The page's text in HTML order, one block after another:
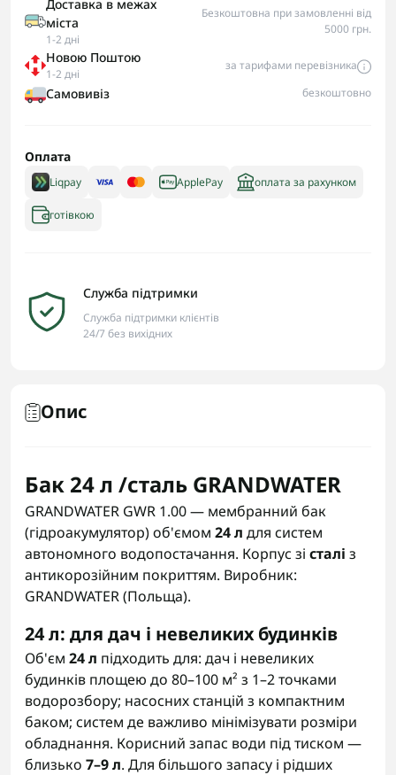
Доставка в межах
міста
1-2 дні
Безкоштовна при замовленні від
5000 грн.
Новою Поштою
1-2 дні
за тарифами перевізника
Самовивіз безкоштовно
Оплата
Liqpay ApplePay оплата за рахунком
готівкою
Служба підтримки
Служба підтримки клієнтів
24/7 без вихідних
Опис
Бак 24 л /сталь GRANDWATER
GRANDWATER GWR 1.00 — мембранний бак
(гідроакумулятор) об'ємом 24 л для систем
автономного водопостачання. Корпус зі сталі з
антикорозійним покриттям. Виробник:
GRANDWATER (Польща).
24 л: для дач і невеликих будинків
Об'єм 24 л підходить для: дач і невеликих
будинків площею до 80–100 м² з 1–2 точками
водорозбору; насосних станцій з компактним
баком; систем де важливо мінімізувати розміри
обладнання. Корисний запас води під тиском —
близько 7–9 л. Для більшого запасу і рідших